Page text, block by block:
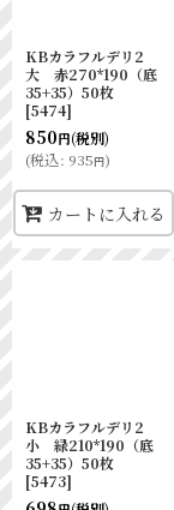
KBカラフルデリ2
大 赤270*190（底
35+35）50枚
[5474]
850円(税別)
(税込: 935円)
カートに入れる
KBカラフルデリ2
小 緑210*190（底
35+35）50枚
[5473]